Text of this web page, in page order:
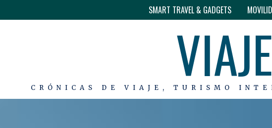
SMART TRAVEL & GADGETS
CRÓNICAS DE VIAJE, TURISMO